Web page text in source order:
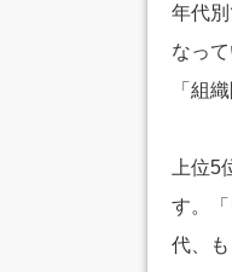
年代
なっ
「組
上位
す。
代、